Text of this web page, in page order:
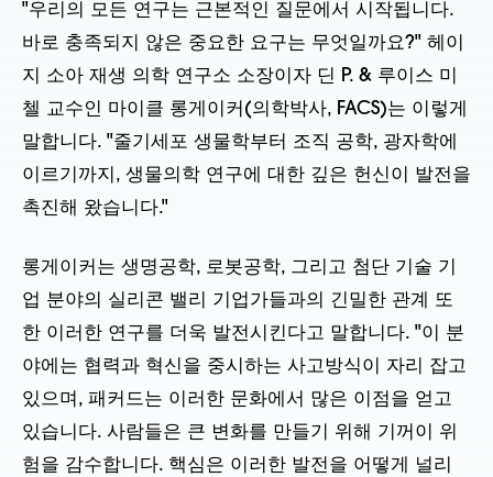
"우리의 모든 연구는 근본적인 질문에서 시작됩니다.
바로 충족되지 않은 중요한 요구는 무엇일까요?" 헤이
지 소아 재생 의학 연구소 소장이자 딘 P. & 루이스 미
첼 교수인 마이클 롱게이커(의학박사, FACS)는 이렇게
말합니다. "줄기세포 생물학부터 조직 공학, 광자학에
이르기까지, 생물의학 연구에 대한 깊은 헌신이 발전을
촉진해 왔습니다."
롱게이커는 생명공학, 로봇공학, 그리고 첨단 기술 기
업 분야의 실리콘 밸리 기업가들과의 긴밀한 관계 또
한 이러한 연구를 더욱 발전시킨다고 말합니다. "이 분
야에는 협력과 혁신을 중시하는 사고방식이 자리 잡고
있으며, 패커드는 이러한 문화에서 많은 이점을 얻고
있습니다. 사람들은 큰 변화를 만들기 위해 기꺼이 위
험을 감수합니다. 핵심은 이러한 발전을 어떻게 널리